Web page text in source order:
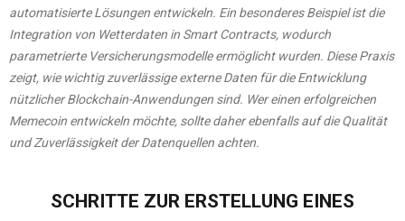
automatisierte Lösungen entwickeln. Ein besonderes Beispiel ist die
Integration von Wetterdaten in Smart Contracts, wodurch
parametrierte Versicherungsmodelle ermöglicht wurden. Diese Praxis
zeigt, wie wichtig zuverlässige externe Daten für die Entwicklung
nützlicher Blockchain-Anwendungen sind. Wer einen erfolgreichen
Memecoin entwickeln möchte, sollte daher ebenfalls auf die Qualität
und Zuverlässigkeit der Datenquellen achten.
SCHRITTE ZUR ERSTELLUNG EINES